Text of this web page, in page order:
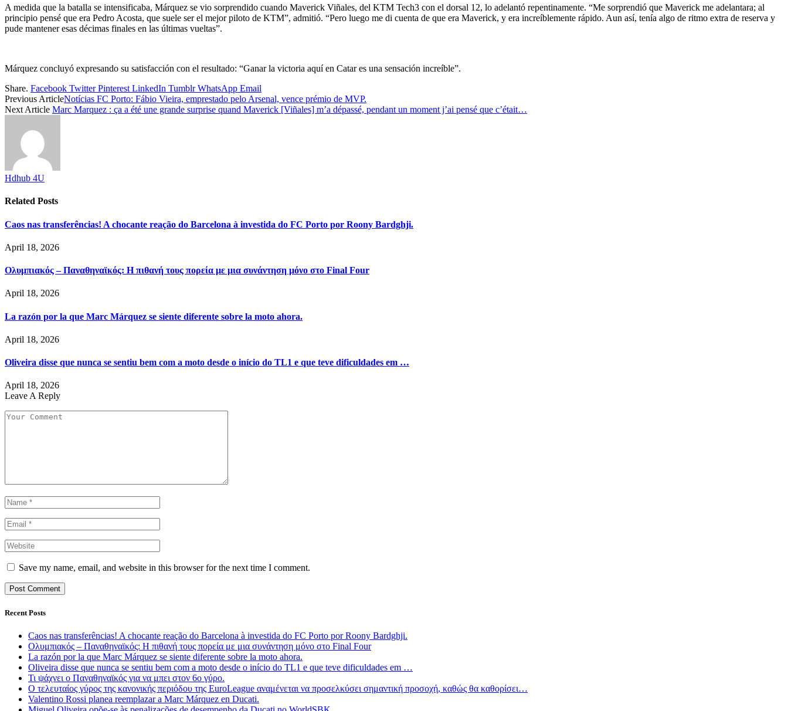
A medida que la batalla se intensificaba, Márquez se vio sorprendido cuando Maverick Viñales, del KTM Tech3 con el dorsal 12, lo adelantó repentinamente. “Me sorprendió que Maverick me adelantara; al
principio pensé que era Pedro Acosta, que suele ser el mejor piloto de KTM”, admitió. “Pero luego me di cuenta de que era Maverick, y era increíblemente rápido. Aun así, tenía algo de ritmo extra de reserva y
pude mantener esas décimas finales en las últimas vueltas”.
Márquez concluyó expresando su satisfacción con el resultado: “Ganar la victoria aquí en Catar es una sensación increíble”.
Share. Facebook Twitter Pinterest LinkedIn Tumblr WhatsApp Email
Previous ArticleNotícias FC Porto: Fábio Vieira, emprestado pelo Arsenal, vence prémio de MVP.
Next Article Marc Marquez : ça a été une grande surprise quand Maverick [Viñales] m’a dépassé, pendant un moment j’ai pensé que c’était…
Hdhub 4U
Related Posts
Caos nas transferências! A chocante reação do Barcelona à investida do FC Porto por Roony Bardghji.
April 18, 2026
Ολυμπιακός – Παναθηναϊκός: Η πιθανή τους πορεία με μια συνάντηση μόνο στο Final Four
April 18, 2026
La razón por la que Marc Márquez se siente diferente sobre la moto ahora.
April 18, 2026
Oliveira disse que nunca se sentiu bem com a moto desde o início do TL1 e que teve dificuldades em …
April 18, 2026
Leave A Reply
Save my name, email, and website in this browser for the next time I comment.
Recent Posts
Caos nas transferências! A chocante reação do Barcelona à investida do FC Porto por Roony Bardghji.
Ολυμπιακός – Παναθηναϊκός: Η πιθανή τους πορεία με μια συνάντηση μόνο στο Final Four
La razón por la que Marc Márquez se siente diferente sobre la moto ahora.
Oliveira disse que nunca se sentiu bem com a moto desde o início do TL1 e que teve dificuldades em …
Τι ψάχνει ο Παναθηναϊκός για να μπει στον 6ο γύρο.
Ο τελευταίος γύρος της κανονικής περιόδου της EuroLeague αναμένεται να προσελκύσει σημαντική προσοχή, καθώς θα καθορίσει…
Valentino Rossi planea reemplazar a Marc Márquez en Ducati.